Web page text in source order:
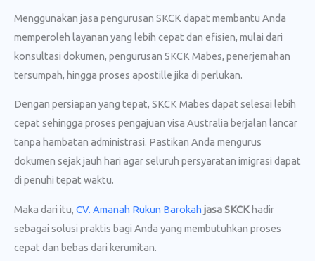
Menggunakan jasa pengurusan SKCK dapat membantu Anda
memperoleh layanan yang lebih cepat dan efisien, mulai dari
konsultasi dokumen, pengurusan SKCK Mabes, penerjemahan
tersumpah, hingga proses apostille jika di perlukan.
Dengan persiapan yang tepat, SKCK Mabes dapat selesai lebih
cepat sehingga proses pengajuan visa Australia berjalan lancar
tanpa hambatan administrasi. Pastikan Anda mengurus
dokumen sejak jauh hari agar seluruh persyaratan imigrasi dapat
di penuhi tepat waktu.
Maka dari itu, CV. Amanah Rukun Barokah jasa SKCK hadir
sebagai solusi praktis bagi Anda yang membutuhkan proses
cepat dan bebas dari kerumitan.